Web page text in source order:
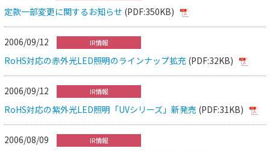
定款一部変更に関するお知らせ (PDF:350KB)
2006/09/12 IR情報
RoHS対応の赤外光LED照明のラインナップ拡充 (PDF:32KB)
2006/09/12 IR情報
RoHS対応の紫外光LED照明「UVシリーズ」新発売 (PDF:31KB)
2006/08/09 IR情報